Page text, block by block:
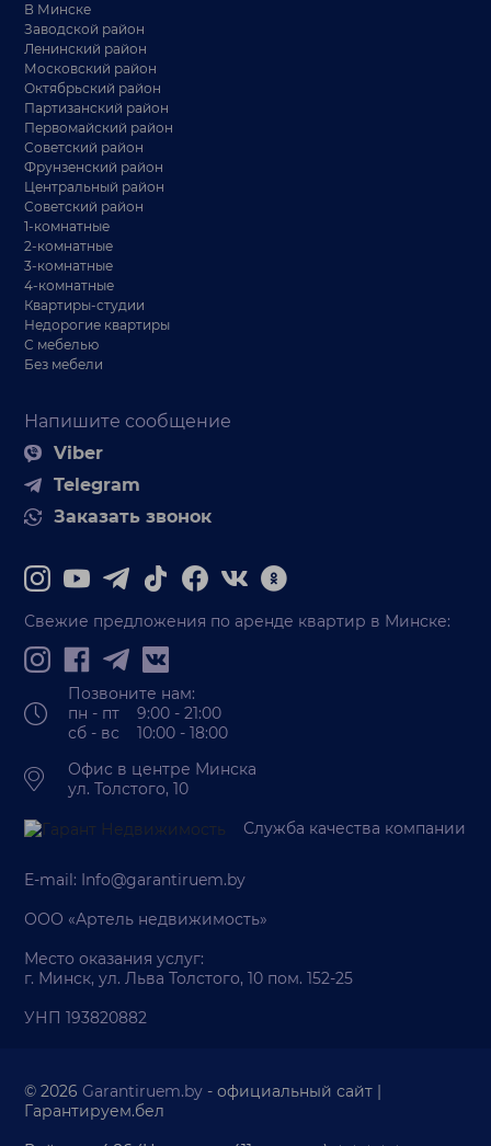
Напишите сообщение
Viber
Telegram
Заказать звонок
В Минске
Заводской район
Ленинский район
Московский район
Октябрьский район
Партизанский район
Первомайский район
Советский район
Фрунзенский район
Центральный район
Советский район
1-комнатные
2-комнатные
3-комнатные
4-комнатные
Квартиры-студии
Недорогие квартиры
С мебелью
Без мебели
Свежие предложения по аренде квартир в Минске:
Позвоните нам:
пн - пт 9:00 - 21:00
сб - вс 10:00 - 18:00
Офис в центре Минска
ул. Толстого, 10
Служба качества компании
E-mail: Info@garantiruem.by
ООО «Артель недвижимость»
Место оказания услуг:
г. Минск, ул. Льва Толстого, 10 пом. 152-25
УНП 193820882
© 2026Garantiruem.by - официальный сайт |
Гарантируем.бел